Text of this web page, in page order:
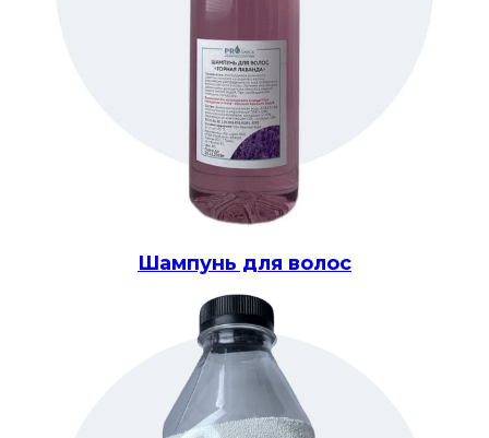
Шампунь для волос